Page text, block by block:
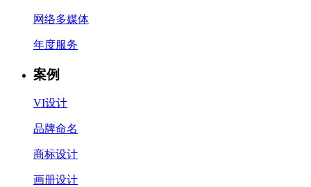
网络多媒体
年度服务
案例
VI设计
品牌命名
商标设计
画册设计